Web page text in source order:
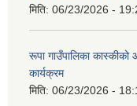
मिति: 06/23/2026 -
रूपा गाउँपालिका कास्कीको
कार्यक्रम
मिति: 06/23/2026 -